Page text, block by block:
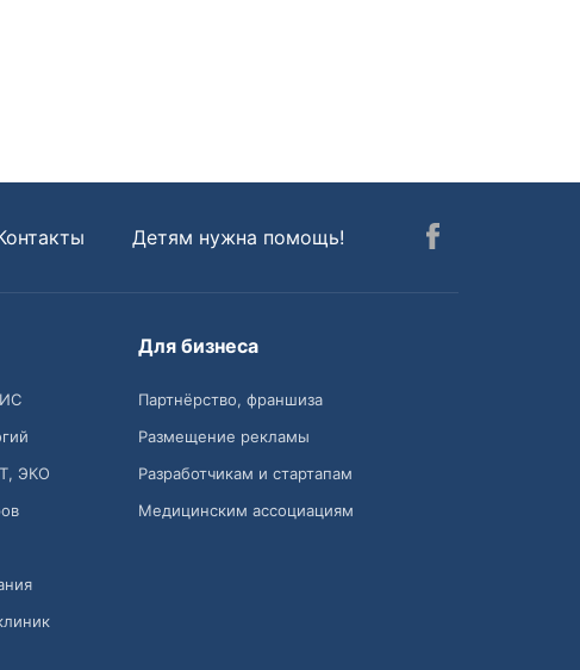
Детям нужна помощь!
ЭКО
Для бизнеса
Партнёрство, франшиза
Размещение рекламы
Разработчикам и стартапам
Медицинским ассоциациям